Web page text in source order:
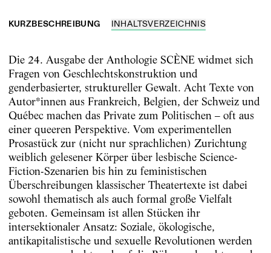
KURZBESCHREIBUNG INHALTSVERZEICHNIS
Die 24. Ausgabe der Anthologie SCÈNE widmet sich
Fragen von Geschlechtskonstruktion und
genderbasierter, struktureller Gewalt. Acht Texte von
Autor*innen aus Frankreich, Belgien, der Schweiz und
Québec machen das Private zum Politischen – oft aus
einer queeren Perspektive. Vom experimentellen
Prosastück zur (nicht nur sprachlichen) Zurichtung
weiblich gelesener Körper über lesbische Science-
Fiction-Szenarien bis hin zu feministischen
Überschreibungen klassischer Theatertexte ist dabei
sowohl thematisch als auch formal große Vielfalt
geboten. Gemeinsam ist allen Stücken ihr
intersektionaler Ansatz: Soziale, ökologische,
antikapitalistische und sexuelle Revolutionen werden